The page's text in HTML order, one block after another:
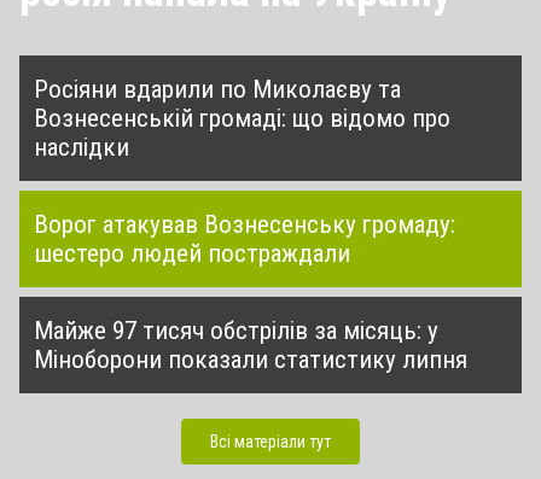
Росіяни вдарили по Миколаєву та
Вознесенській громаді: що відомо про
наслідки
Ворог атакував Вознесенську громаду:
шестеро людей постраждали
Майже 97 тисяч обстрілів за місяць: у
Міноборони показали статистику липня
Всі матеріали тут